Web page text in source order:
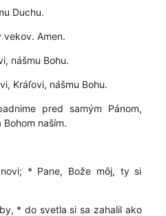
Duchu.
Amen.
nášmu Bohu.
Kráľovi, nášmu Bohu.
pred samým Pánom,
naším.
* Pane, Bože môj, ty si
* do svetla si sa zahalil ako